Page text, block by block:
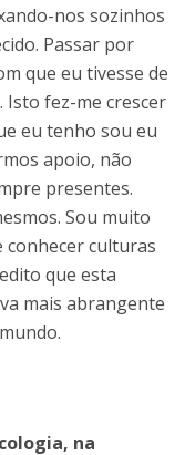
nos sozinhos
Passar por
que eu tivesse de
fez-me crescer
eu tenho sou eu
apoio, não
presentes.
Sou muito
culturas
que esta
mais abrangente
na